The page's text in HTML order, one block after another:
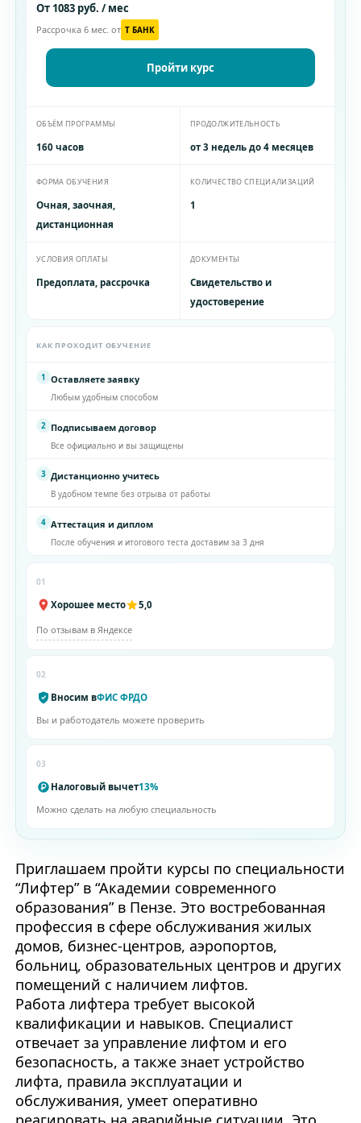
От 1083 руб. / мес
Рассрочка 6 мес. от T БАНК
Пройти курс
ОБЪЁМ ПРОГРАММЫ
160 часов
ПРОДОЛЖИТЕЛЬНОСТЬ
от 3 недель до 4 месяцев
ФОРМА ОБУЧЕНИЯ
Очная, заочная,
дистанционная
КОЛИЧЕСТВО СПЕЦИАЛИЗАЦИЙ
1
УСЛОВИЯ ОПЛАТЫ
Предоплата, рассрочка
ДОКУМЕНТЫ
Свидетельство и
удостоверение
КАК ПРОХОДИТ ОБУЧЕНИЕ
1 Оставляете заявку
Любым удобным способом
2 Подписываем договор
Все официально и вы защищены
3 Дистанционно учитесь
В удобном темпе без отрыва от работы
4 Аттестация и диплом
После обучения и итогового теста доставим за 3 дня
01
Хорошее место 5,0
По отзывам в Яндексе
02
Вносим вФИС ФРДО
Вы и работодатель можете проверить
03
Налоговый вычет13%
Можно сделать на любую специальность
Приглашаем пройти курсы по специальности
“Лифтер” в “Академии современного
образования” в Пензе. Это востребованная
профессия в сфере обслуживания жилых
домов, бизнес-центров, аэропортов,
больниц, образовательных центров и других
помещений с наличием лифтов.
Работа лифтера требует высокой
квалификации и навыков. Специалист
отвечает за управление лифтом и его
безопасность, а также знает устройство
лифта, правила эксплуатации и
обслуживания, умеет оперативно